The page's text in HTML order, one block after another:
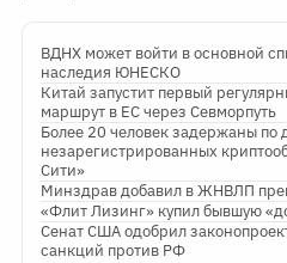
ВДНХ может войти в основной
наследия ЮНЕСКО
Китай запустит первый
маршрут в ЕС через Севморпуть
Более 20 человек задержаны по
незарегистрированных
Сити»
Минздрав добавил в ЖНВЛП
«Флит Лизинг» купил бывшую
Сенат США одобрил
санкций против РФ